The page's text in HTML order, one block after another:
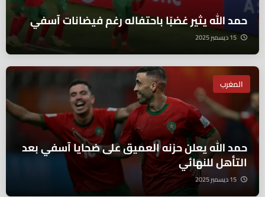
حمد الله يثير غضبًا باحتفاله رغم فيضانات آسفي
المغرب
حمد الله يعلن حزنه العميق على ضحايا آسفي بعد
التأهل للنهائي